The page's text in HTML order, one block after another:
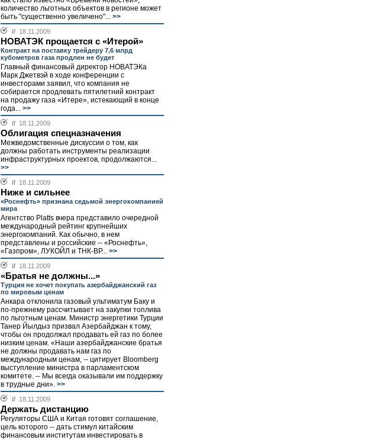
количество льготных объектов в регионе может
быть "существенно увеличено"... >>
// 18.11.2009
НОВАТЭК прощается с «Итерой»
Контракт на поставку трейдеру 7,6 млрд
кубометров газа продлен не будет
Главный финансовый директор НОВАТЭКа
Марк Джетвэй в ходе конференции с
инвесторами заявил, что компания не
собирается продлевать пятилетний контракт
на продажу газа «Итере», истекающий в конце
года... >>
// 18.11.2009
Облигация спецназначения
Межведомственные дискуссии о том, как
должны работать инструменты реализации
инфраструктурных проектов, продолжаются...
>>
// 18.11.2009
Ниже и сильнее
«Роснефть» признана седьмой энергокомпанией
мира
Агентство Platts вчера представило очередной
международный рейтинг крупнейших
энергокомпаний. Как обычно, в нем
представлены и российские -- «Роснефть»,
«Газпром», ЛУКОЙЛ и ТНК-ВР... >>
// 18.11.2009
«Братья не должны...»
Турция не хочет покупать азербайджанский газ
по мировым ценам
Анкара отклонила газовый ультиматум Баку и
по-прежнему рассчитывает на закупки топлива
по льготным ценам. Министр энергетики Турции
Танер Йылдыз призвал Азербайджан к тому,
чтобы он продолжал продавать ей газ по более
низким ценам. «Наши азербайджанские братья
не должны продавать нам газ по
международным ценам, -- цитирует Bloomberg
выступление министра в парламентском
комитете. -- Мы всегда оказывали им поддержку
в трудные дни». >>
// 18.11.2009
Держать дистанцию
Регуляторы США и Китая готовят соглашение,
цель которого -- дать стимул китайским
финансовым институтам инвестировать в